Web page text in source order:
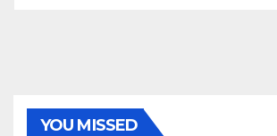
YOU MISSED